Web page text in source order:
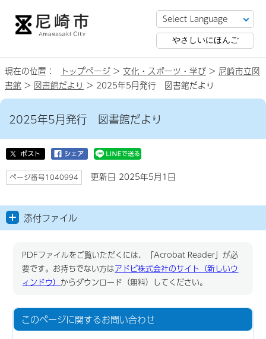
やさしいにほんご
現在の位置： トップページ > 文化・スポーツ・学び > 尼崎市立図
書館 > 図書館だより > 2025年5月発行 図書館だより
2025年5月発行 図書館だより
ページ番号1040994 更新日 2025年5月1日
添付ファイル
PDFファイルをご覧いただくには、「Acrobat Reader」が必
要です。お持ちでない方はアドビ株式会社のサイト（新しいウ
ィンドウ） からダウンロード（無料）してください。
このページに関するお問い合わせ